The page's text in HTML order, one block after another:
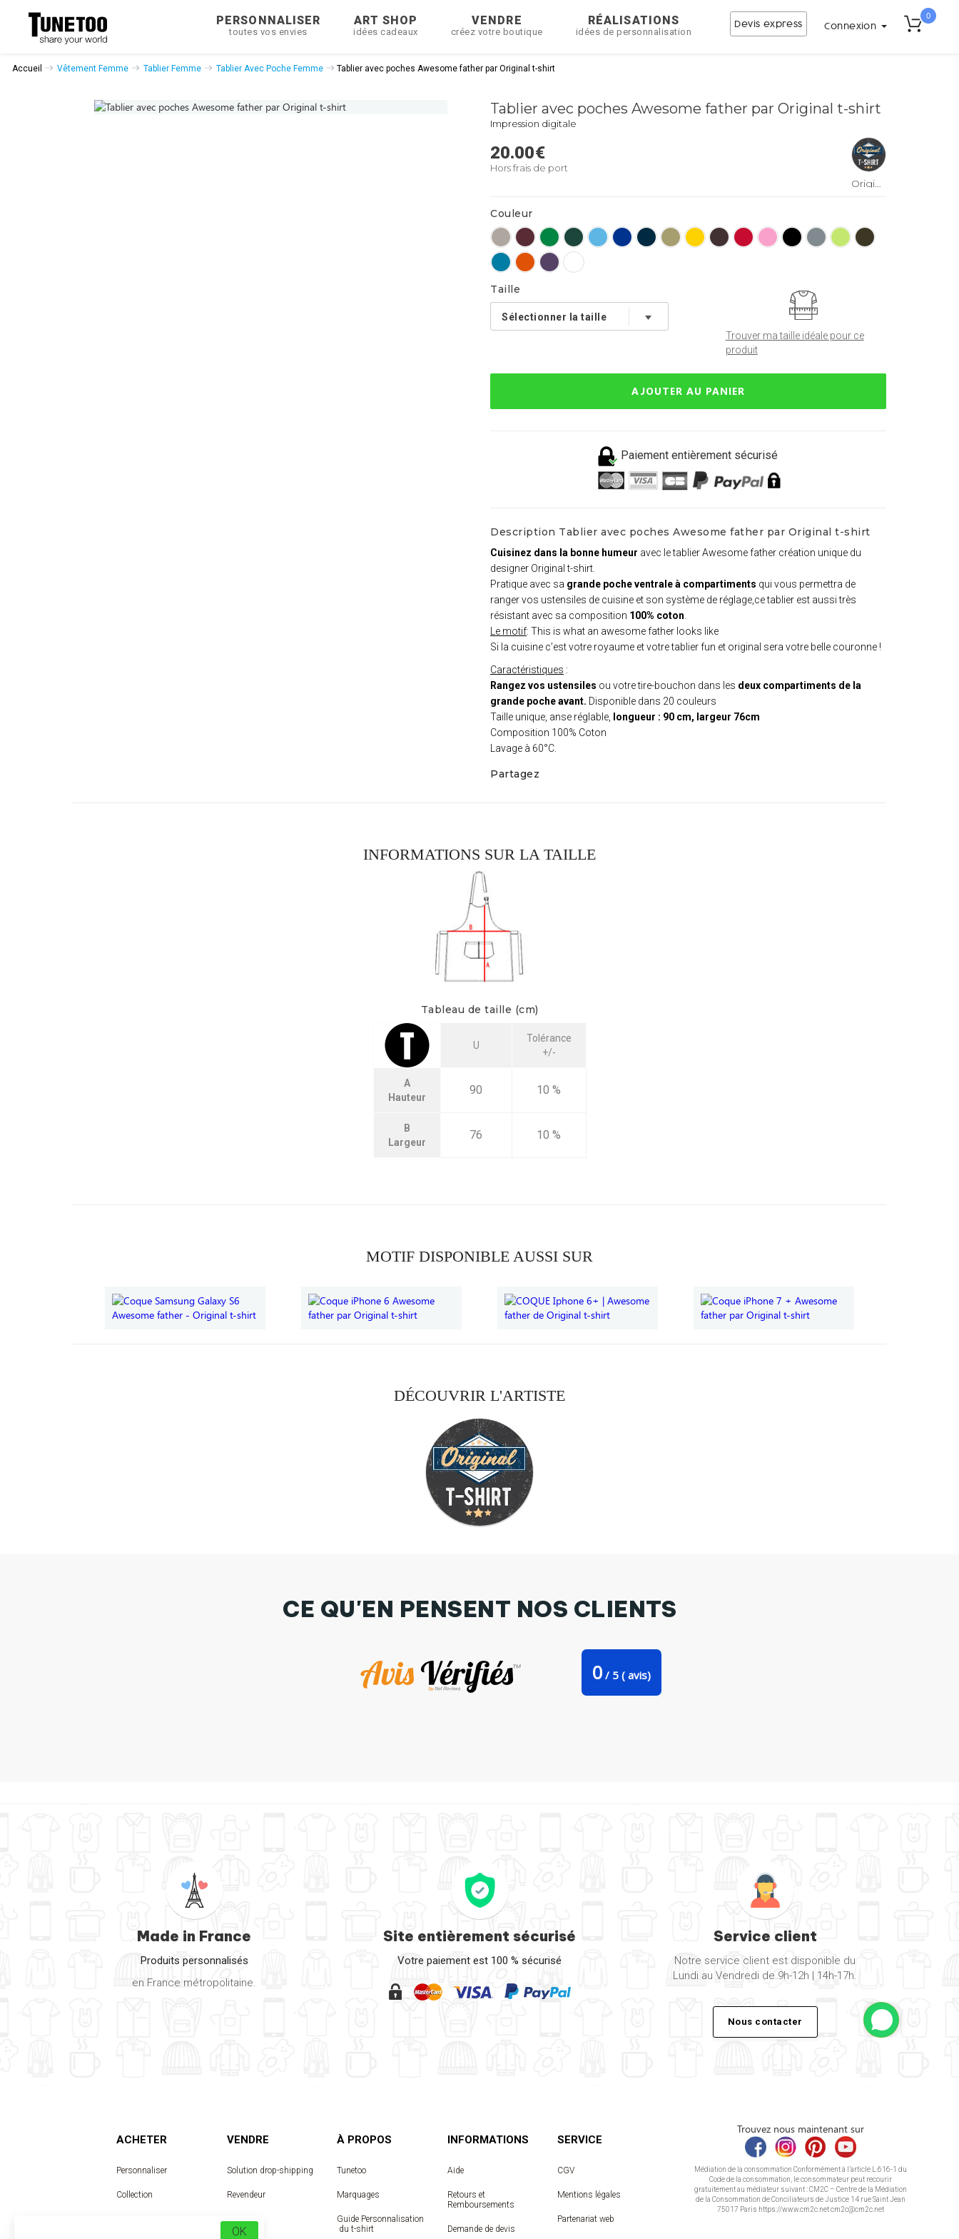
PERSONNALISER
toutes vos envies
ART SHOP
idées cadeaux
VENDRE
créez votre boutique
RÉALISATIONS
idées de personnalisation
Devis express Connexion
0
Accueil Vêtement Femme Tablier Femme Tablier Avec Poche Femme Tablier avec poches Awesome father par Original t-shirt
Tablier avec poches Awesome father par Original t-shirt
Impression digitale
20.00€
Hors frais de port
Original
Couleur
Taille
Trouver ma taille idéale pour ce
produit
AJOUTER AU PANIER
Paiement entièrement sécurisé
Description Tablier avec poches Awesome father par Original t-shirt
Cuisinez dans la bonne humeur avec le tablier Awesome father création unique du
designer Original t-shirt.
Pratique avec sa grande poche ventrale à compartiments qui vous permettra de
ranger vos ustensiles de cuisine et son système de réglage,ce tablier est aussi très
résistant avec sa composition 100% coton
Le motif: This is what an awesome father looks like
Si la cuisine c’est votre royaume et votre tablier fun et original sera votre belle couronne !
Caractéristiques :
Rangez vos ustensiles ou votre tire-bouchon dans les deux compartiments de la
grande poche avant. Disponible dans 20 couleurs
Taille unique, anse réglable,
longueur : 90 cm, largeur 76cm
Composition 100% Coton
Lavage à 60°C.
Partagez
INFORMATIONS SUR LA TAILLE
Tableau de taille (cm)
U
Tolérance
+/-
A
Hauteur
90 10 %
B
Largeur
76 10 %
MOTIF DISPONIBLE AUSSI SUR
DÉCOUVRIR L'ARTISTE
CE QU'EN PENSENT NOS CLIENTS
0/ 5 (avis)
Made in France
Produits personnalisés
en France métropolitaine.
Site entièrement sécurisé
Votre paiement est 100 % sécurisé
Service client
Notre service client est disponible du
Lundi au Vendredi de 9h-12h | 14h-17h.
Nous contacter
ACHETER
Personnaliser
Collection
VENDRE
Solution drop-shipping
Revendeur
Designer
À PROPOS
Tunetoo
Marquages
Guide Personnalisation
du t-shirt
INFORMATIONS
Aide
Retours et
Remboursements
Demande de devis
SERVICE
CGV
Mentions légales
Partenariat web
Trouvez nous maintenant sur
Médiation de la consommation Conformément à l’article L.616-1 du
Code de la consommation, le consommateur peut recourir
gratuitement au médiateur suivant : CM2C – Centre de la Médiation
de la Consommation de Conciliateurs de Justice 14 rue Saint Jean
75017 Paris https://www.cm2c.net cm2c@cm2c.net
OK